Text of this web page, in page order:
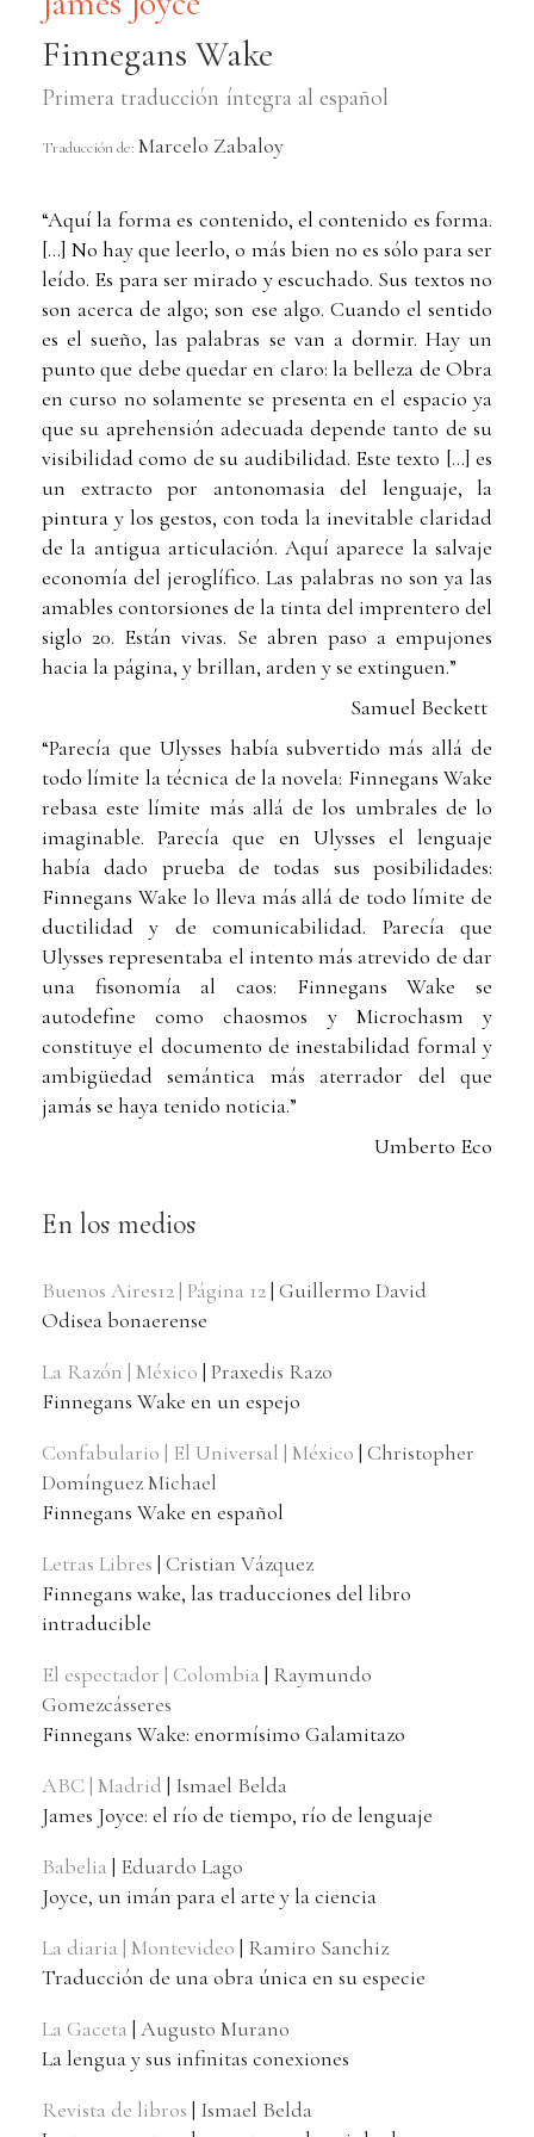
Finnegans Wake
Primera traducción íntegra al español
Traducción de: Marcelo Zabaloy
“Aquí la forma es contenido, el contenido es forma.
[...] No hay que leerlo, o más bien no es sólo para ser
leído. Es para ser mirado y escuchado. Sus textos no
son acerca de algo; son ese algo. Cuando el sentido
es el sueño, las palabras se van a dormir. Hay un
punto que debe quedar en claro: la belleza de Obra
en curso no solamente se presenta en el espacio ya
que su aprehensión adecuada depende tanto de su
visibilidad como de su audibilidad. Este texto [...] es
un extracto por antonomasia del lenguaje, la
pintura y los gestos, con toda la inevitable claridad
de la antigua articulación. Aquí aparece la salvaje
economía del jeroglífico. Las palabras no son ya las
amables contorsiones de la tinta del imprentero del
siglo 20. Están vivas. Se abren paso a empujones
hacia la página, y brillan, arden y se extinguen.”
Samuel Beckett
“Parecía que Ulysses había subvertido más allá de
todo lí­mite la técnica de la novela: Finnegans Wake
rebasa este lími­te más allá de los umbrales de lo
imaginable. Parecía que en Ulysses el lenguaje
había dado prueba de todas sus posibili­dades:
Finnegans Wake lo lleva más allá de todo límite de
ductilidad y de comunicabilidad. Parecía que
Ulysses representaba el intento más atrevido de dar
una fisonomía al caos: Finne­gans Wake se
autodefine como chaosmos y Microchasm y
constituye el documento de inestabilidad formal y
ambigüedad semántica más aterrador del que
jamás se haya tenido noticia.”
Umberto Eco
En los medios
Buenos Aires12 | Página 12| Guillermo David
Odisea bonaerense
La Razón | México | Praxedis Razo
Finnegans Wake en un espejo
Confabulario | El Universal | México | Christopher
Domínguez Michael
Finnegans Wake en español
Letras Libres | Cristian Vázquez
Finnegans wake, las traducciones del libro
intraducible
El espectador | Colombia | Raymundo
Gomezcásseres
Finnegans Wake: enormísimo Galamitazo
ABC | Madrid | Ismael Belda
James Joyce: el río de tiempo, río de lenguaje
Babelia | Eduardo Lago
Joyce, un imán para el arte y la ciencia
La diaria | Montevideo | Ramiro Sanchiz
Traducción de una obra única en su especie
La Gaceta | Augusto Murano
La lengua y sus infinitas conexiones
Revista de libros | Ismael Belda